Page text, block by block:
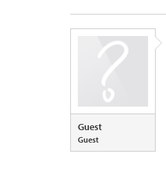
Guest
Guest